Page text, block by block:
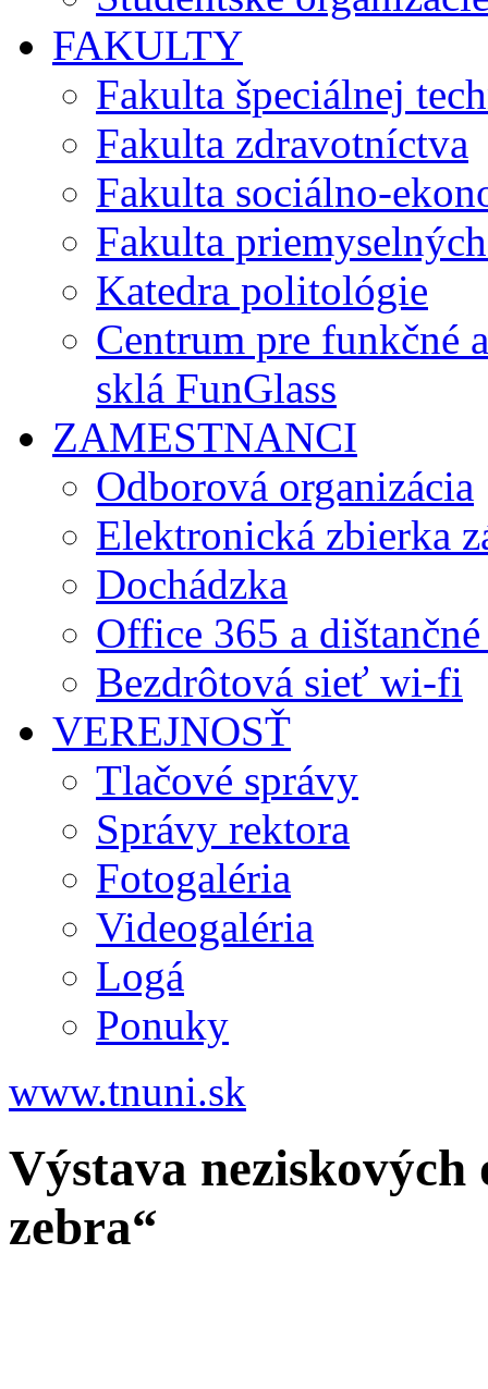
FAKULTY
Fakulta špeciálnej
Fakulta zdravotníctva
Fakulta sociálno-
Fakulta
Katedra politológie
Centrum pre funkčné
sklá FunGlass
ZAMESTNANCI
Odborová organizácia
Elektronická zbierka
Dochádzka
Office 365 a
Bezdrôtová sieť wi-fi
VEREJNOSŤ
Tlačové správy
Správy rektora
Fotogaléria
Videogaléria
Logá
Ponuky
www.tnuni.sk
Výstava
zebra“